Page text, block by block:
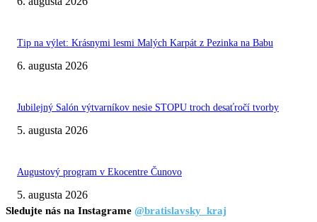
Tip na výlet: Krásnymi lesmi Malých Karpát z Pezinka na Babu
6. augusta 2026
Jubilejný Salón výtvarníkov nesie STOPU troch desaťročí tvorby
5. augusta 2026
Augustový program v Ekocentre Čunovo
5. augusta 2026
Sledujte nás na Instagrame @bratislavsky_kraj